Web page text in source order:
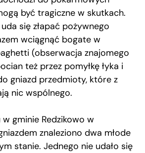
być tragiczne w skutkach.
się złapać pożywnego
wciągnąć bogate w
(obserwacja znajomego
też przez pomyłkę łyka i
gniazd przedmioty, które z
nic wspólnego.
gminie Redzikowo w
znaleziono dwa młode
stanie. Jednego nie udało się